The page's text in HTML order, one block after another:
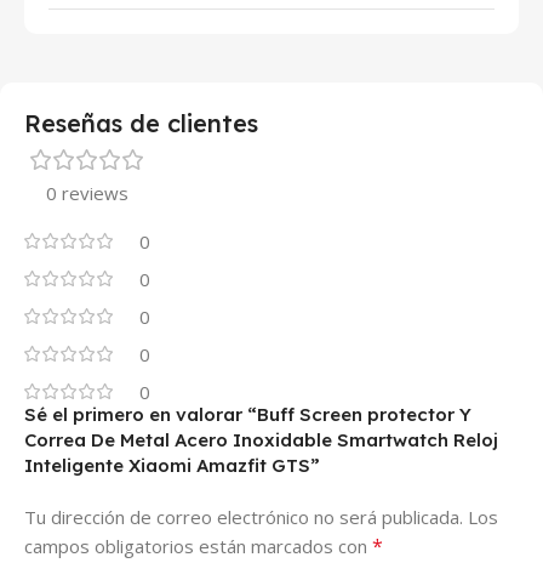
Reseñas de clientes
0 reviews
0
0
0
0
0
Sé el primero en valorar “Buff Screen protector Y
Correa De Metal Acero Inoxidable Smartwatch Reloj
Inteligente Xiaomi Amazfit GTS”
Tu dirección de correo electrónico no será publicada. Los
campos obligatorios están marcados con *